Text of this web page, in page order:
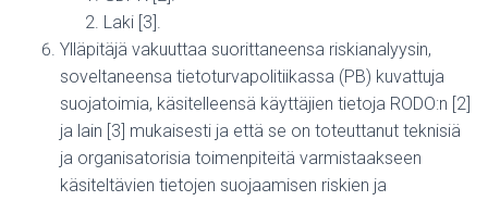
Laki [3].
Ylläpitäjä vakuuttaa suorittaneensa riskianalyysin,
soveltaneensa tietoturvapolitiikassa (PB) kuvattuja
suojatoimia, käsitelleensä käyttäjien tietoja RODO:n [2]
ja lain [3] mukaisesti ja että se on toteuttanut teknisiä
ja organisatorisia toimenpiteitä varmistaakseen
käsiteltävien tietojen suojaamisen riskien ja